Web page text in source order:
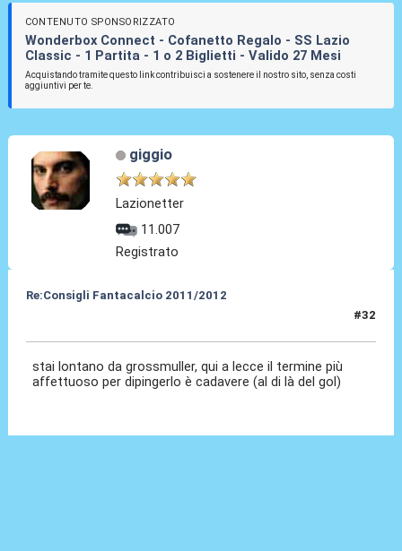
CONTENUTO SPONSORIZZATO
Wonderbox Connect - Cofanetto Regalo - SS Lazio
Classic - 1 Partita - 1 o 2 Biglietti - Valido 27 Mesi
Acquistando tramite questo link contribuisci a sostenere il nostro sito, senza costi
aggiuntivi per te.
giggio
Lazionetter
11.007
Registrato
Re:Consigli Fantacalcio 2011/2012
#32
stai lontano da grossmuller, qui a lecce il termine più
affettuoso per dipingerlo è cadavere (al di là del gol)